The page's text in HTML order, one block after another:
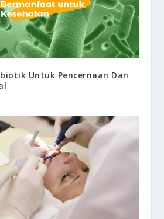
Untuk Pencernaan Dan